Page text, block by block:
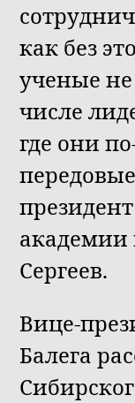
как без
ученые не
числе
где они
академии
Сергеев.
Вице-
Балега